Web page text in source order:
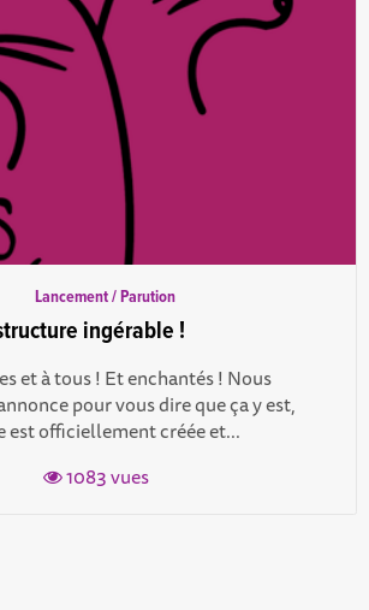
Lancement / Parution
ingérable !
et à tous ! Et enchantés ! Nous
pour vous dire que ça y est,
officiellement créée et...
1083 vues